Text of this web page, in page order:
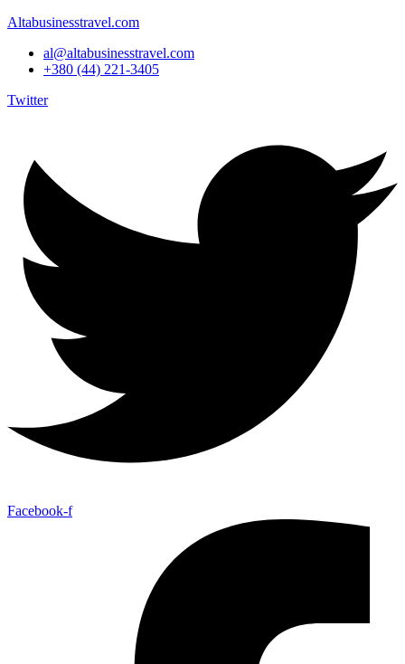
Altabusinesstravel.com
al@altabusinesstravel.com
+380 (44) 221-3405
Twitter
Facebook-f